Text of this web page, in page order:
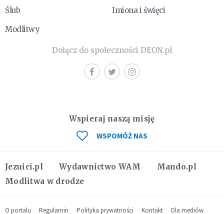
Ślub
Imiona i święci
Modlitwy
Dołącz do społeczności DEON.pl
Jezuici.pl Wydawnictwo WAM
Mando.pl
Modlitwa w drodze
Wspieraj naszą misję
WSPOMÓŻ NAS
O portalu Regulamin Polityka prywatności Kontakt Dla mediów